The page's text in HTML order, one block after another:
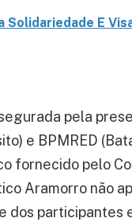
Solidariedade E
pela
e BPMRED
fornecido pelo
Aramorro não
dos participantes